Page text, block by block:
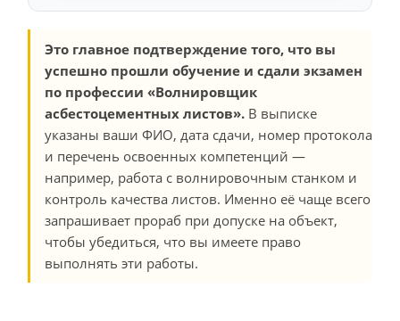
Это главное подтверждение того, что вы
успешно прошли обучение и сдали экзамен
по профессии «Волнировщик
асбестоцементных листов». В выписке
указаны ваши ФИО, дата сдачи, номер протокола
и перечень освоенных компетенций —
например, работа с волнировочным станком и
контроль качества листов. Именно её чаще всего
запрашивает прораб при допуске на объект,
чтобы убедиться, что вы имеете право
выполнять эти работы.